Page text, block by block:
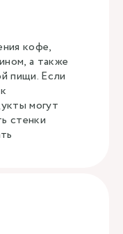
кофе,
а также
пищи. Если
могут
стенки